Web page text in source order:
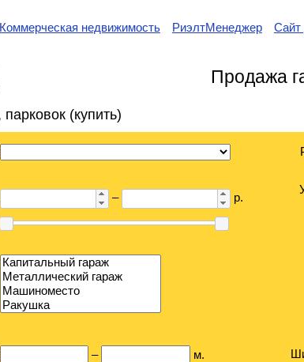
Коммерческая недвижимость РиэлтМенеджер
Продажа
(купить)
– р.
– м.